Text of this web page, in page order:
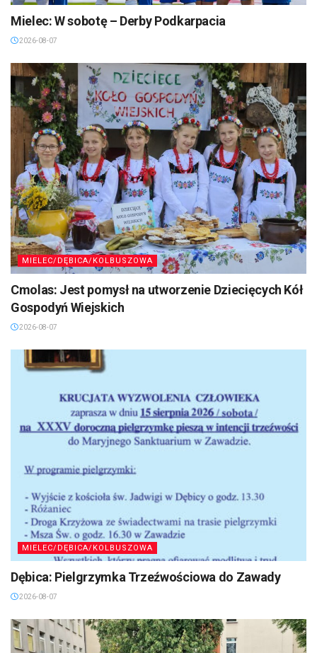
Mielec: W sobotę – Derby Podkarpacia
2026-08-07
MIELEC/DĘBICA/KOLBUSZOWA
Cmolas: Jest pomysł na utworzenie Dziecięcych Kół
Gospodyń Wiejskich
2026-08-07
MIELEC/DĘBICA/KOLBUSZOWA
Dębica: Pielgrzymka Trzeźwościowa do Zawady
2026-08-07